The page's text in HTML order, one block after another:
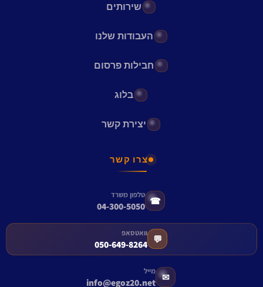
שירותים
העבודות שלנו
חבילות פרסום
בלוג
יצירת קשר
צרו קשר
☎
טלפון משרד
04-300-5050
💬
וואטסאפ
050-649-8264
✉
מייל
info@egoz20.net